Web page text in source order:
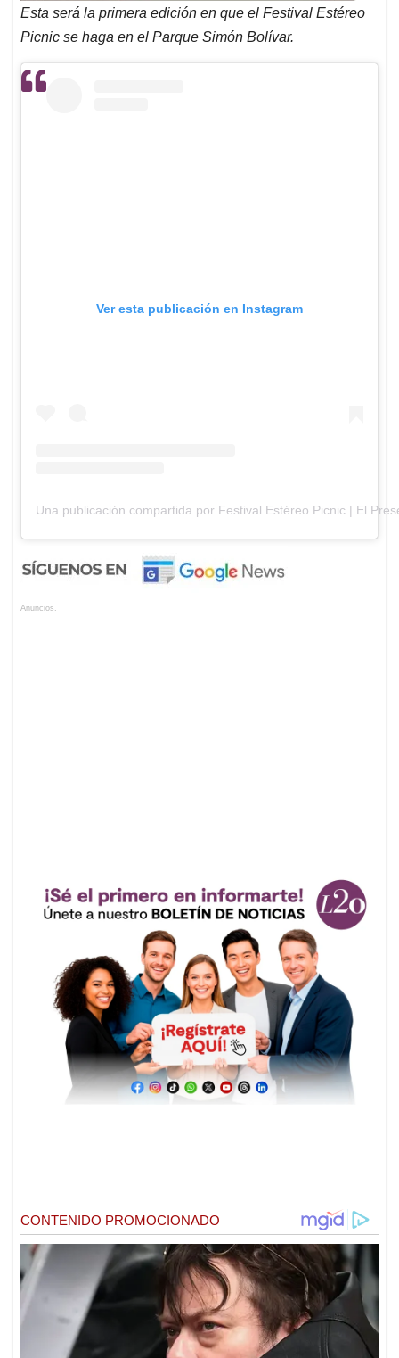
Esta será la primera edición en que el Festival Estéreo
Picnic se haga en el Parque Simón Bolívar.
Ver esta publicación en Instagram
Una publicación compartida por Festival Estéreo Picnic | El
Anuncios.